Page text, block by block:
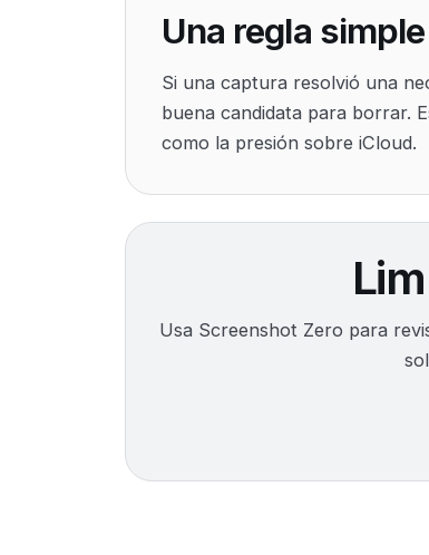
Una regla simple
Si una captura resolvió una
buena candidata para borrar.
como la presión sobre iCloud.
Usa Screenshot Zero para